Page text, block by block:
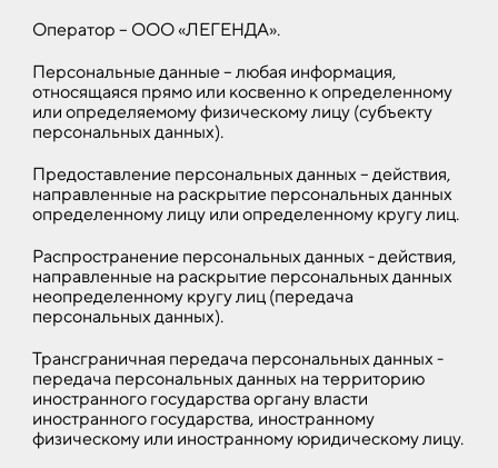
Оператор – ООО «ЛЕГЕНДА».
Персональные данные – любая информация,
относящаяся прямо или косвенно к определенному
или определяемому физическому лицу (субъекту
персональных данных).
Предоставление персональных данных – действия,
направленные на раскрытие персональных данных
определенному лицу или определенному кругу лиц.
Распространение персональных данных - действия,
направленные на раскрытие персональных данных
неопределенному кругу лиц (передача
персональных данных).
Трансграничная передача персональных данных -
передача персональных данных на территорию
иностранного государства органу власти
иностранного государства, иностранному
физическому или иностранному юридическому лицу.